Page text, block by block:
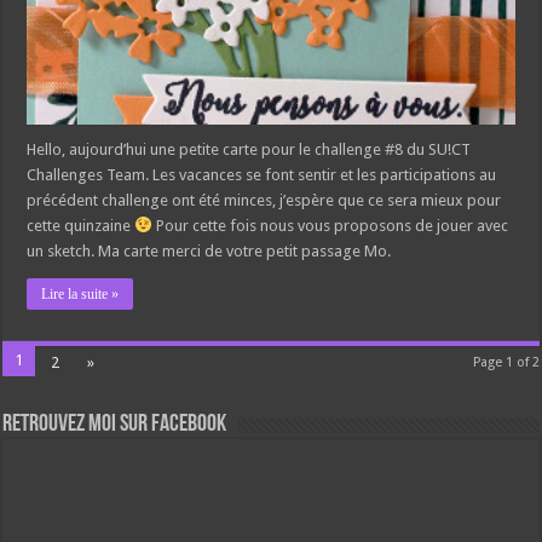
Hello, aujourd’hui une petite carte pour le challenge #8 du SU!CT
Challenges Team. Les vacances se font sentir et les participations au
précédent challenge ont été minces, j’espère que ce sera mieux pour
cette quinzaine
Pour cette fois nous vous proposons de jouer avec
un sketch. Ma carte merci de votre petit passage Mo.
Lire la suite »
Page 1 of 2
1 2 »
Retrouvez moi sur Facebook